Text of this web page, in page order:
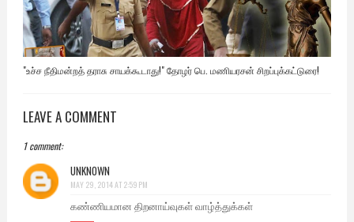
"உச்ச நீதிமன்றத் தராசு சாயக்கூடாது!" தோழர் பெ. மணியரசன் சிறப்புக்கட்டுரை!
LEAVE A COMMENT
1 comment:
UNKNOWN
MAY 29, 2014 AT 2:59 PM
கண்ணியமான திறனாய்வுகள் வாழ்த்துக்கள்